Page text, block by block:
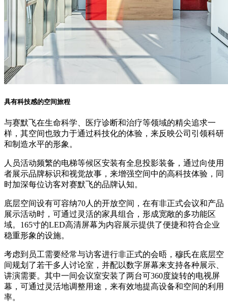
具有科技感的空间旅程
与赛默飞在生命科学、医疗诊断和治疗等领域的精尖追求一
样，其空间也致力于通过科技化的体验，来反映公司引领科研
和制造水平的形象。
人员活动频繁的电梯等候区安装有全息投影装备，通过向使用
者展示品牌标识和视觉故事，来增强空间中的高科技体验，同
时加深每位访客对赛默飞的品牌认知。
底层空间设有可容纳70人的开放空间，在有非正式会议和产品
展示活动时，可通过灵活的家具组合，形成宽敞的多功能区
域。165寸的LED高清屏幕为内容展示提供了便捷和符合企业
稳重形象的设施。
考虑到员工需要经常与访客进行非正式的会晤，穆氏在底层空
间规划了若干多人讨论室，并配以数字屏幕来支持各种展示、
讲演需要。其中一间会议室安装了两台可360度旋转的电视屏
幕，可通过灵活地调整用途，来有效地提高设备和空间的利用
率。